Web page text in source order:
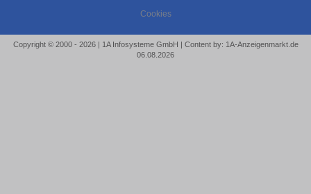
Cookies
Copyright © 2000 - 2026 | 1A Infosysteme GmbH | Content by: 1A-Anzeigenmarkt.de
06.08.2026